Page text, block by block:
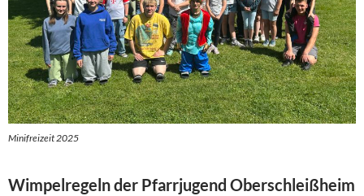
Minifreizeit 2025
Wimpelregeln der Pfarrjugend Oberschleißheim